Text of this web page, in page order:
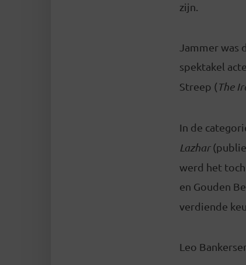
zijn.
Jammer was
spektakel
Streep (The
In de
Lazhar
werd het
en Gouden
verdiende
Leo